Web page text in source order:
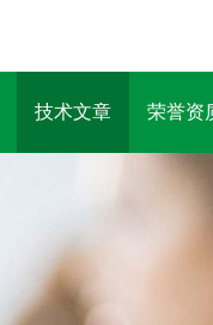
技术文章 荣誉资